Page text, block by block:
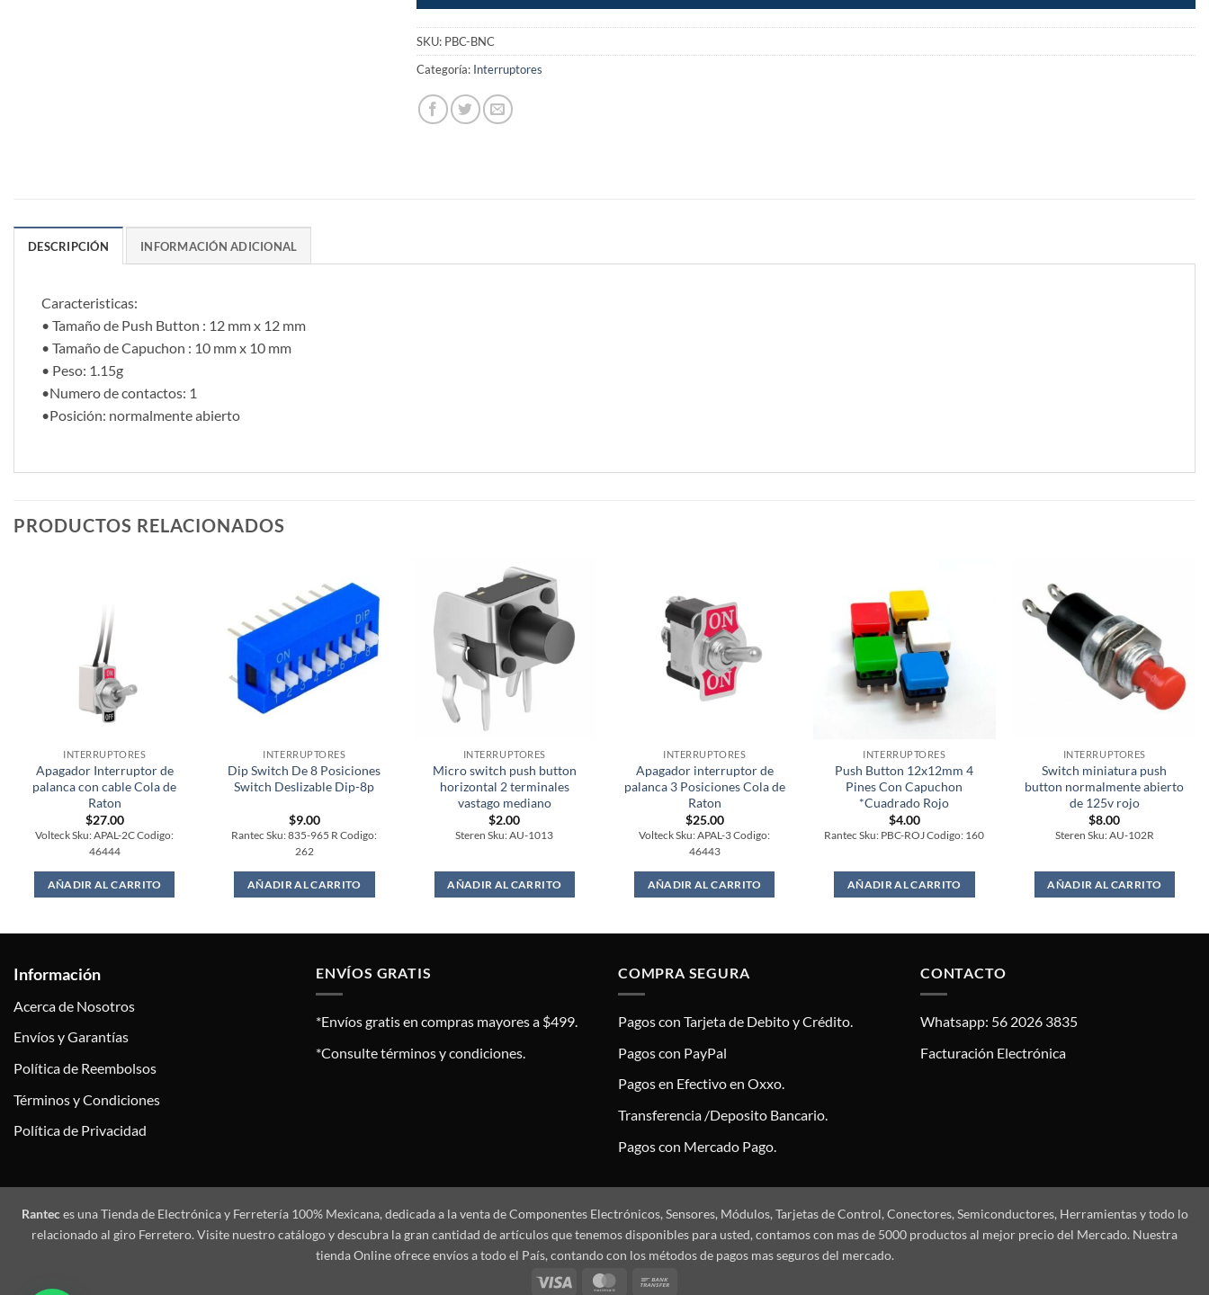
SKU: PBC-BNC
Categoría: Interruptores
DESCRIPCIÓN INFORMACIÓN ADICIONAL
Caracteristicas:
• Tamaño de Push Button : 12 mm x 12 mm
• Tamaño de Capuchon : 10 mm x 10 mm
• Peso: 1.15g
•Numero de contactos: 1
•Posición: normalmente abierto
PRODUCTOS RELACIONADOS
INTERRUPTORES
Apagador Interruptor de
palanca con cable Cola de
Raton
$27.00
Volteck Sku: APAL-2C Codigo:
46444
AÑADIR AL CARRITO
INTERRUPTORES
Dip Switch De 8 Posiciones
Switch Deslizable Dip-8p
$9.00
Rantec Sku: 835-965 R Codigo:
262
AÑADIR AL CARRITO
INTERRUPTORES
Micro switch push button
horizontal 2 terminales
vastago mediano
$2.00
Steren Sku: AU-1013
AÑADIR AL CARRITO
INTERRUPTORES
Apagador interruptor de
palanca 3 Posiciones Cola de
Raton
$25.00
Volteck Sku: APAL-3 Codigo:
46443
AÑADIR AL CARRITO
INTERRUPTORES
Push Button 12x12mm 4
Pines Con Capuchon
*Cuadrado Rojo
$4.00
Rantec Sku: PBC-ROJ Codigo: 160
AÑADIR AL CARRITO
INTERRUPTORES
Switch miniatura push
button normalmente abierto
de 125v rojo
$8.00
Steren Sku: AU-102R
AÑADIR AL CARRITO
Información
Acerca de Nosotros
Envíos y Garantías
Política de Reembolsos
Términos y Condiciones
Política de Privacidad
ENVÍOS GRATIS
*Envíos gratis en compras mayores a $499.
*Consulte términos y condiciones.
COMPRA SEGURA
Pagos con Tarjeta de Debito y Crédito.
Pagos con PayPal
Pagos en Efectivo en Oxxo.
Transferencia /Deposito Bancario.
Pagos con Mercado Pago.
CONTACTO
Whatsapp: 56 2026 3835
Facturación Electrónica
Ranteces una Tienda de Electrónica y Ferretería 100% Mexicana, dedicada a la venta de Componentes Electrónicos, Sensores, Módulos, Tarjetas de Control, Conectores, Semiconductores, Herramientas y todo lo
relacionado al giro Ferretero. Visite nuestro catálogo y descubra la gran cantidad de artículos que tenemos disponibles para usted, contamos con mas de 5000 productos al mejor precio del Mercado. Nuestra
tienda Online ofrece envíos a todo el País, contando con los métodos de pagos mas seguros del mercado.
Visa
MasterCard